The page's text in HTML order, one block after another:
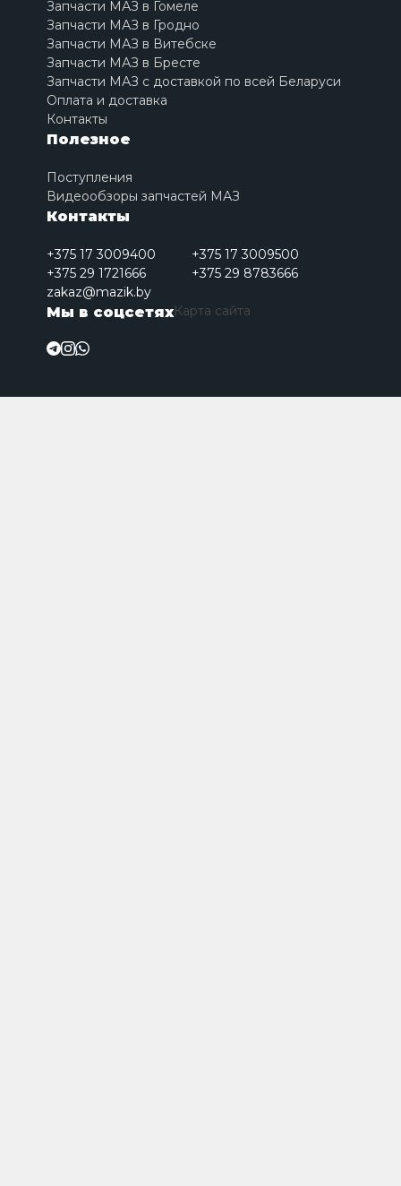
Запчасти МАЗ в Гомеле
Запчасти МАЗ в Гродно
Запчасти МАЗ в Витебске
Запчасти МАЗ в Бресте
Запчасти МАЗ с доставкой по всей Беларуси
Оплата и доставка
Контакты
Полезное
Поступления
Видеообзоры запчастей МАЗ
Контакты
+375 17 3009400
+375 17 3009500
+375 29 1721666
+375 29 8783666
zakaz@mazik.by
Мы в соцсетяхКарта сайта